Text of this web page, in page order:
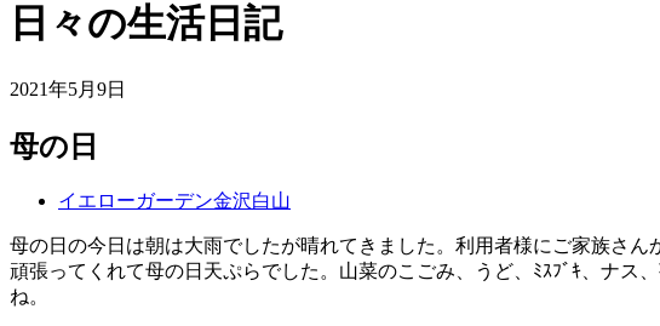
日々の生活日記
2021年5月9日
母の日
イエローガーデン金沢白山
母の日の今日は朝は大雨でしたが晴れてきました。利用者様にご家族さ
頑張ってくれて母の日天ぷらでした。山菜のこごみ、うど、ﾐｽﾌﾞｷ、ナス
ね。